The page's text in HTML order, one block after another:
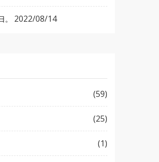
2022/08/14
(59)
(25)
(1)